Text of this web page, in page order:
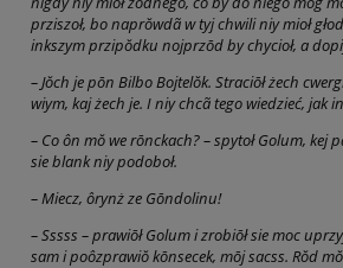
prziszoł, bo naprŏwdã w tyj chwili niy mioł
inkszym przipŏdku nojprzōd by chycioł, a
– Jŏch je pōn Bilbo Bojtelŏk. Straciōł żech
wiym, kaj żech je. I niy chcã tego wiedzieć, jak
– Co ôn mŏ we rōnckach? – spytoł Golum, kej
sie blank niy podoboł.
– Miecz, ôrynż ze Gōndolinu!
– Sssss – prawiōł Golum i zrobiōł sie moc
sam i poôzprawiŏ kōnsecek, mōj sacss. Rŏd